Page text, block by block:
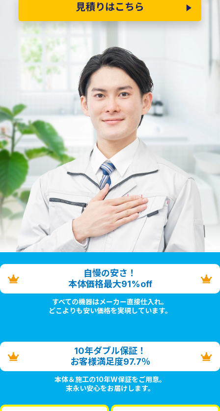
見積りはこちら
自慢の安さ！
本体価格最大91%off
すべての機器はメーカー直接仕入れ。
どこよりも安い価格を実現しています。
10年ダブル保証！
お客様満足度97.7％
本体＆施工の10年W保証をご用意。
末永い安心をお届けします。